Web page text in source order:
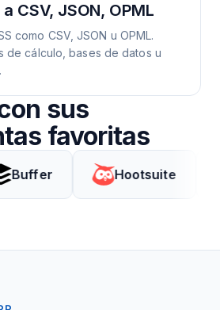
CSV, JSON, OPML
como CSV, JSON u OPML.
de cálculo, bases de datos u
sus
favoritas
Hootsuite